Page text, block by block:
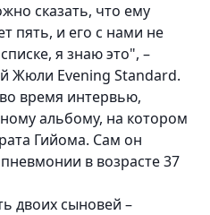
сказать, что ему
пять, и его с нами не
я знаю это", –
Жюли Evening Standard.
время интервью,
альбому, на котором
Гийома. Сам он
в возрасте 37
двоих сыновей –